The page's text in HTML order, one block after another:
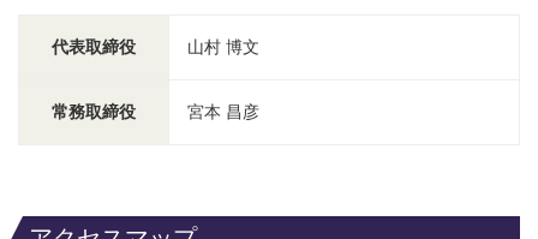
代表取締役 山村 博文
常務取締役 宮本 昌彦